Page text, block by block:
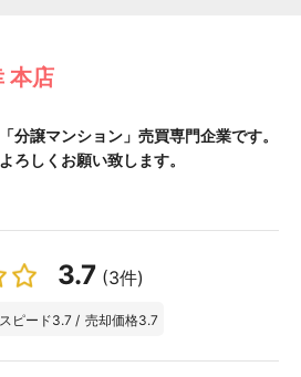
本店
「分譲マンション」売買専門企業です。
よろしくお願い致します。
3.7 (3件)
ピード3.7 / 売却価格3.7